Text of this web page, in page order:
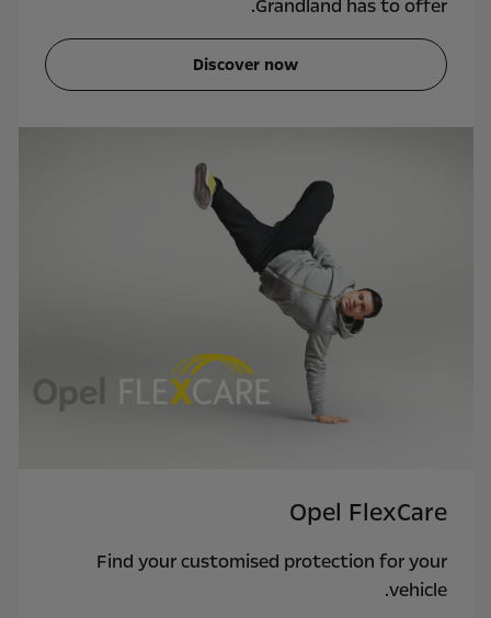
Grandland has to offer.
Discover now
Opel FlexCare
Find your customised protection for your
vehicle.